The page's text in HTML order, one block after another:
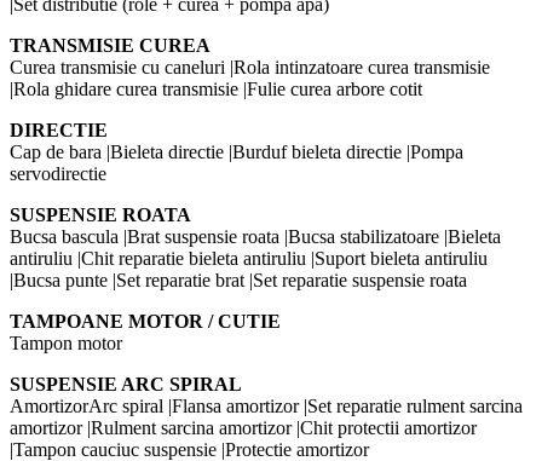
TRANSMISIE CUREA
Curea transmisie cu caneluri |Rola intinzatoare curea transmisie
|Rola ghidare curea transmisie |Fulie curea arbore cotit
DIRECTIE
Cap de bara |Bieleta directie |Burduf bieleta directie |Pompa
servodirectie
SUSPENSIE ROATA
Bucsa bascula |Brat suspensie roata |Bucsa stabilizatoare |Bieleta
antiruliu |Chit reparatie bieleta antiruliu |Suport bieleta antiruliu
|Bucsa punte |Set reparatie brat |Set reparatie suspensie roata
TAMPOANE MOTOR / CUTIE
Tampon motor
SUSPENSIE ARC SPIRAL
AmortizorArc spiral |Flansa amortizor |Set reparatie rulment sarcina
amortizor |Rulment sarcina amortizor |Chit protectii amortizor
|Tampon cauciuc suspensie |Protectie amortizor